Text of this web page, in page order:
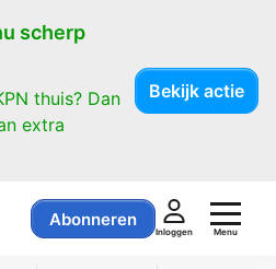
scherp
thuis? Dan
extra
Bekijk actie
Abonneren
Inloggen Menu